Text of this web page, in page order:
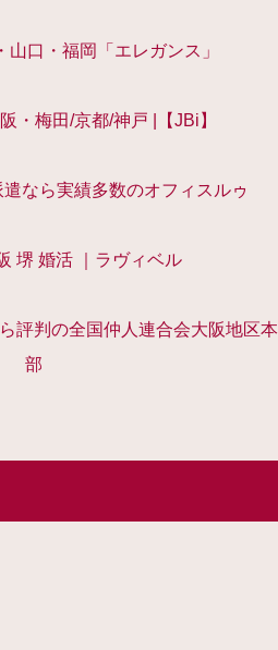
口・福岡「エレガンス」
・梅田/京都/神戸 |【JBi】
なら実績多数のオフィスルゥ
堺 婚活 ｜ラヴィベル
評判の全国仲人連合会大阪地区本
部